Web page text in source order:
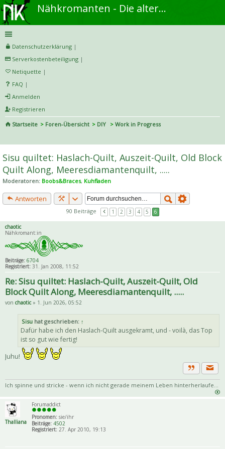
Nähkromanten - Die alternative Näh- und DIY-Community
Datenschutzerklärung |
Serverkostenbeteiligung |
Netiquette |
FAQ |
Anmelden
Registrieren
Startseite
Foren-Übersicht DIY
Work in Progress
he
Sisu quiltet: Haslach-Quilt, Auszeit-Quilt, Old Block
Quilt Along, Meeresdiamantenquilt, .....
Moderatoren: Boobs&Braces, Kuhfladen
Antworten
90 Beiträge 1 2 3 4 5 6
chaotic
Nähkromant:in
Beiträge: 6704
Registriert: 31. Jan 2008, 11:52
Re: Sisu quiltet: Haslach-Quilt, Auszeit-Quilt, Old
Block Quilt Along, Meeresdiamantenquilt, .....
von chaotic» 1. Jun 2026, 05:52
Sisu hat geschrieben: ↑
Dafür habe ich den Haslach-Quilt ausgekramt, und - voilà, das Top
ist so gut wie fertig!
Juhu!
Zitat
Ich spinne und stricke - wenn ich nicht gerade meinem Leben hinterherlaufe...
Thalliana
Forumaddict
Pronomen: sie/ihr
Beiträge: 4502
Registriert: 27. Apr 2010, 19:13